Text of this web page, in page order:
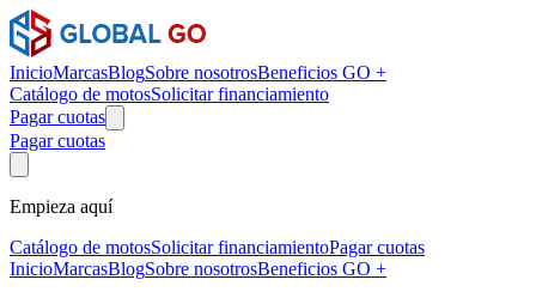
InicioMarcasBlogSobre nosotrosBeneficios GO +
Catálogo de motosSolicitar financiamiento
Pagar cuotas
Pagar cuotas
Empieza aquí
Catálogo de motosSolicitar financiamientoPagar cuotas
InicioMarcasBlogSobre nosotrosBeneficios GO +